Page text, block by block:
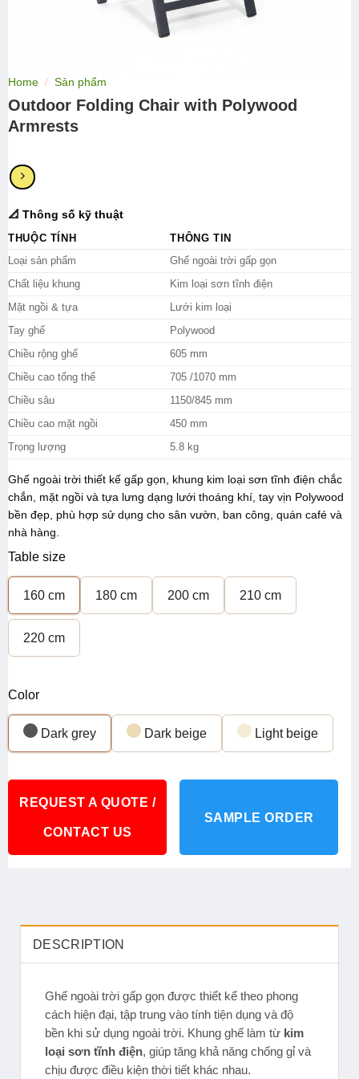
Home / Sản phẩm
Outdoor Folding Chair with Polywood
Armrests
📐 Thông số kỹ thuật
THUỘC TÍNH
THÔNG TIN
Loại sản phẩm
Ghế ngoài trời gấp gọn
Chất liệu khung Kim loại sơn tĩnh điện
Mặt ngồi & tựa Lưới kim loại
Tay ghế Polywood
Chiều rộng ghế 605 mm
Chiều cao tổng thể 705 /1070 mm
Chiều sâu 1150/845 mm
Chiều cao mặt ngồi 450 mm
Trọng lượng 5.8 kg
Ghế ngoài trời thiết kế gấp gọn, khung kim loại sơn tĩnh điện chắc
chắn, mặt ngồi và tựa lưng dạng lưới thoáng khí, tay vịn Polywood
bền đẹp, phù hợp sử dụng cho sân vườn, ban công, quán café và
nhà hàng.
Table size
160 cm 180 cm 200 cm 210 cm
220 cm
Color
Dark grey Dark beige Light beige
REQUEST A QUOTE /
CONTACT US
SAMPLE ORDER
DESCRIPTION
Ghế ngoài trời gấp gọn được thiết kế theo phong
cách hiện đại, tập trung vào tính tiện dụng và độ
bền khi sử dụng ngoài trời. Khung ghế làm từ kim
loại sơn tĩnh điện, giúp tăng khả năng chống gỉ và
chịu được điều kiện thời tiết khác nhau.